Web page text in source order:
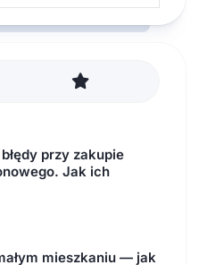
przy zakupie
Jak ich
mieszkaniu — jak